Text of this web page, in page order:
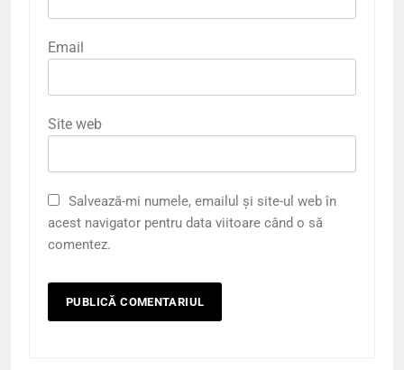
Email
Site web
Salvează-mi numele, emailul și site-ul web în
acest navigator pentru data viitoare când o să
comentez.